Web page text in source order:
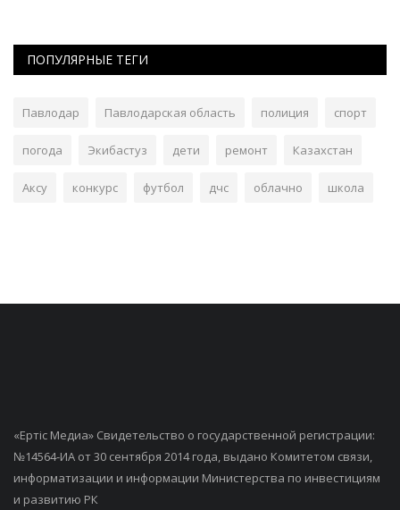
ПОПУЛЯРНЫЕ ТЕГИ
Павлодар Павлодарская область полиция спорт
погода Экибастуз дети ремонт Казахстан
Аксу конкурс футбол дчс облачно школа
«Ертiс Медиа» Свидетельство о государственной регистрации:
№14564-ИА от 30 сентября 2014 года, выдано Комитетом связи,
информатизации и информации Министерства по инвестициям
и развитию РК